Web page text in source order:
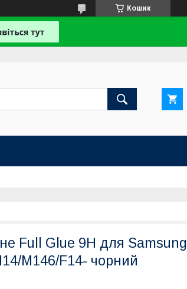
Кошик
Full Glue 9H для Samsung
M146/F14- чорний